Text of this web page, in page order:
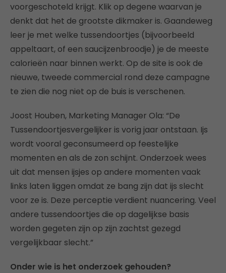
voorgeschoteld krijgt. Klik op degene waarvan je
denkt dat het de grootste dikmaker is. Gaandeweg
leer je met welke tussendoortjes (bijvoorbeeld
appeltaart, of een saucijzenbroodje) je de meeste
calorieën naar binnen werkt. Op de site is ook de
nieuwe, tweede commercial rond deze campagne
te zien die nog niet op de buis is verschenen.
Joost Houben, Marketing Manager Ola: “De
Tussendoortjesvergelijker is vorig jaar ontstaan. Ijs
wordt vooral geconsumeerd op feestelijke
momenten en als de zon schijnt. Onderzoek wees
uit dat mensen ijsjes op andere momenten vaak
links laten liggen omdat ze bang zijn dat ijs slecht
voor ze is. Deze perceptie verdient nuancering. Veel
andere tussendoortjes die op dagelijkse basis
worden gegeten zijn op zijn zachtst gezegd
vergelijkbaar slecht.”
Onder wie is het onderzoek gehouden?